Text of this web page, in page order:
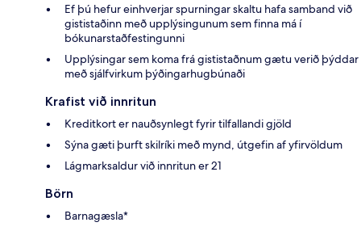
Ef þú hefur einhverjar spurningar skaltu hafa samband við
gististaðinn með upplýsingunum sem finna má í
bókunarstaðfestingunni
Upplýsingar sem koma frá gististaðnum gætu verið þýddar
með sjálfvirkum þýðingarhugbúnaði
Krafist við innritun
Kreditkort er nauðsynlegt fyrir tilfallandi gjöld
Sýna gæti þurft skilríki með mynd, útgefin af yfirvöldum
Lágmarksaldur við innritun er 21
Börn
Barnagæsla*